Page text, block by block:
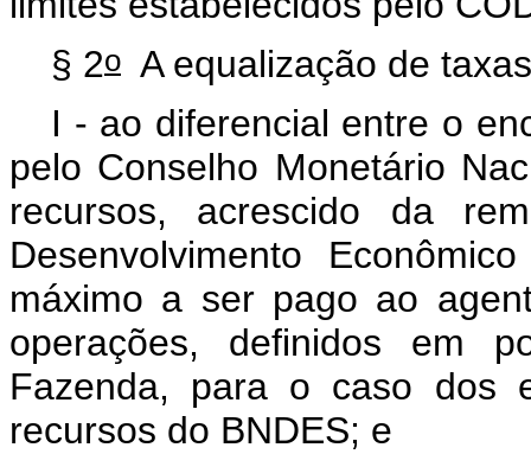
§ 2o A equalização de
I - ao diferencial entre o
pelo Conselho Monetário
recursos, acrescido da
Desenvolvimento
máximo a ser pago ao
operações, definidos em
Fazenda, para o caso dos
recursos do BNDES; e